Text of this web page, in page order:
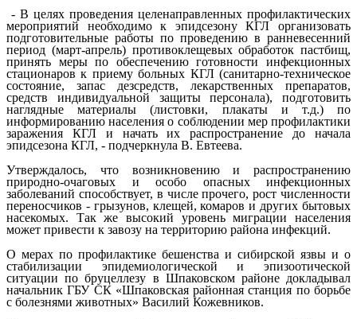
- В целях проведения целенаправленных профилактических
мероприятий необходимо к эпидсезону КГЛ организовать
подготовительные работы по проведению в ранневесенний
период (март-апрель) противоклещевых обработок пастбищ,
принять меры по обеспечению готовности инфекционных
стационаров к приему больных КГЛ (санитарно-техническое
состояние, запас дезсредств, лекарственных препаратов,
средств индивидуальной защиты персонала), подготовить
наглядные материалы (листовки, плакаты и т.д.) по
информированию населения о соблюдении мер профилактики
заражения КГЛ и начать их распространение до начала
эпидсезона КГЛ, - подчеркнула В. Евтеева.
Утверждалось, что возникновению и распространению
природно-очаговых и особо опасных инфекционных
заболеваний способствует, в числе прочего, рост численности
переносчиков - грызунов, клещей, комаров и других бытовых
насекомых. Так же высокий уровень миграции населения
может привести к завозу на территорию района инфекций.
О мерах по профилактике бешенства и сибирской язвы и о
стабилизации эпидемиологической и эпизоотической
ситуации по бруцеллезу в Шпаковском районе докладывал
начальник ГБУ СК «Шпаковская районная станция по борьбе
с болезнями животных» Василий Кожевников.